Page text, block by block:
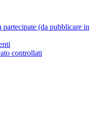
partecipate (da pubblicare in
controllati